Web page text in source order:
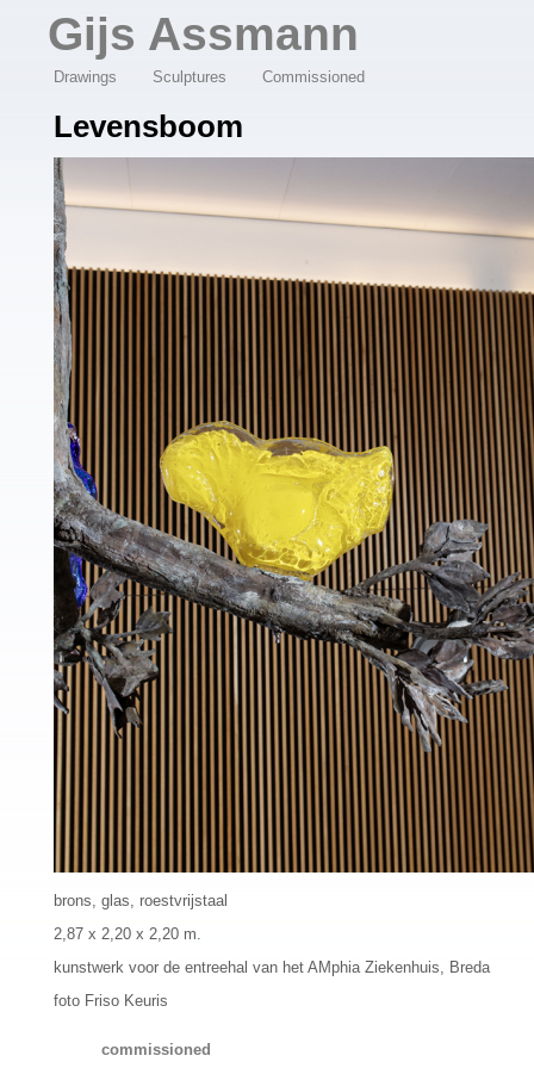
Gijs Assmann
Drawings Sculptures Commissioned
Levensboom
brons, glas, roestvrijstaal
2,87 x 2,20 x 2,20 m.
kunstwerk voor de entreehal van het AMphia Ziekenhuis, Breda
foto Friso Keuris
commissioned